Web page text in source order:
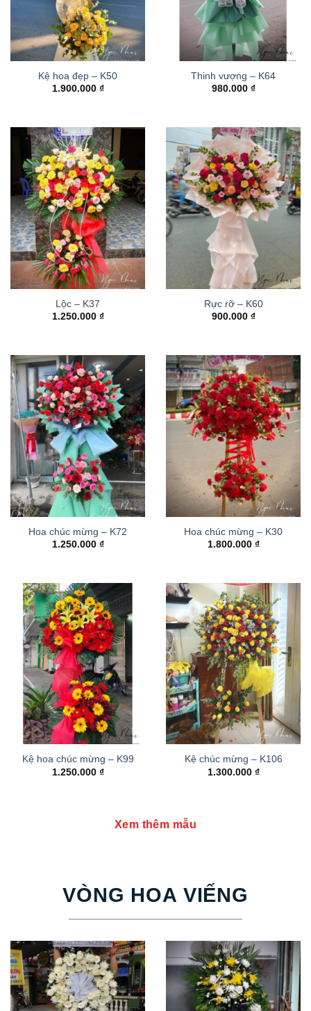
Kệ hoa đẹp – K50
1.900.000 ₫
Thinh vượng – K64
980.000 ₫
Lộc – K37
1.250.000 ₫
Rực rỡ – K60
900.000 ₫
Hoa chúc mừng – K72
1.250.000 ₫
Hoa chúc mừng – K30
1.800.000 ₫
Kệ hoa chúc mừng – K99
1.250.000 ₫
Kệ chúc mừng – K106
1.300.000 ₫
Xem thêm mẫu
VÒNG HOA VIẾNG